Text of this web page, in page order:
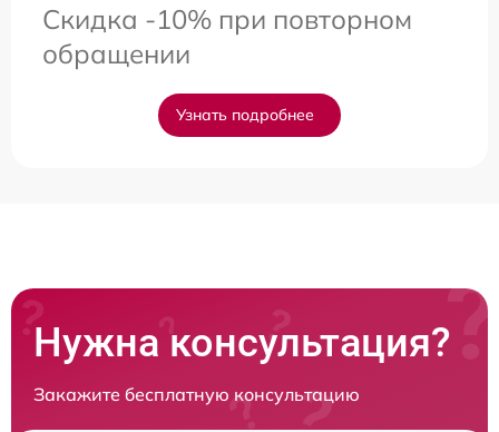
Скидка -10% при повторном
обращении
Узнать подробнее
Нужна консультация?
Закажите бесплатную консультацию